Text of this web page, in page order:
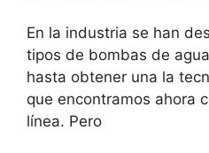
En la industria se han
tipos de bombas de
hasta obtener una la
que encontramos ahora
línea. Pero